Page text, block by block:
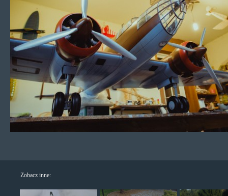
Zobacz inne: